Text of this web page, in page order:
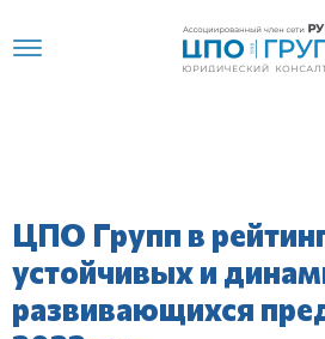
ЦПО Групп в
устойчивых и
развивающихся